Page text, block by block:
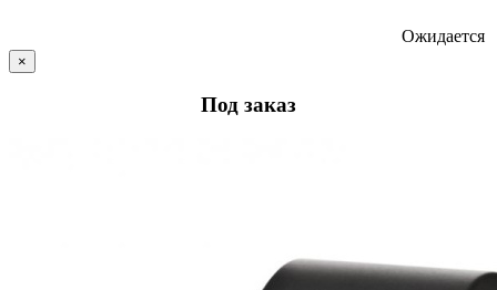
Ожидается
×
Под заказ